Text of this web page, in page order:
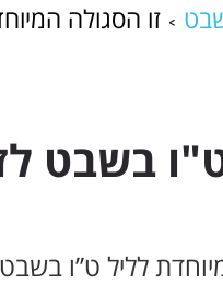
זו הסגולה
בשבט
לליל ט’’ו